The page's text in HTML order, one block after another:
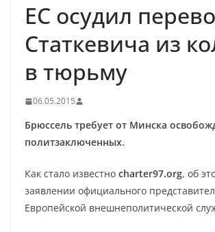
ЕС осудил
Статкевича из
в тюрьму
06.05.2015
Брюссель требует от Минска
политзаключенных.
Как стало известно charter97.org, об
заявлении официального
Европейской внешнеполитической